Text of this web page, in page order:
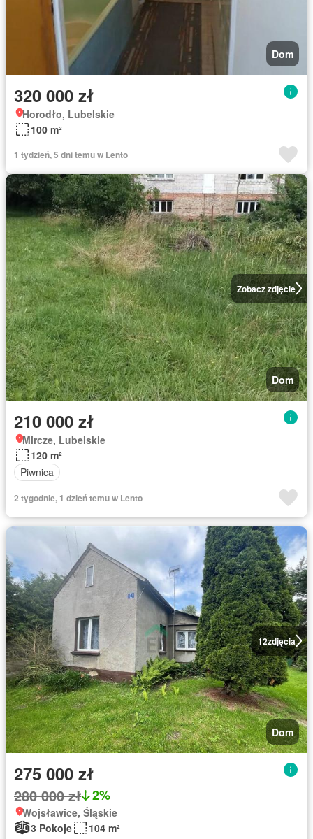
Dom
320 000 zł
Horodło, Lubelskie
100 m²
1 tydzień, 5 dni temu w Lento
Zobacz zdjęcie
Dom
210 000 zł
Mircze, Lubelskie
120 m²
Piwnica
2 tygodnie, 1 dzień temu w Lento
12zdjęcia
Dom
275 000 zł
280 000 zł 2%
Wojsławice, Śląskie
3 Pokoje
104 m²